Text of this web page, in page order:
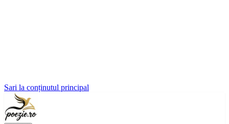
Sari la conținutul principal